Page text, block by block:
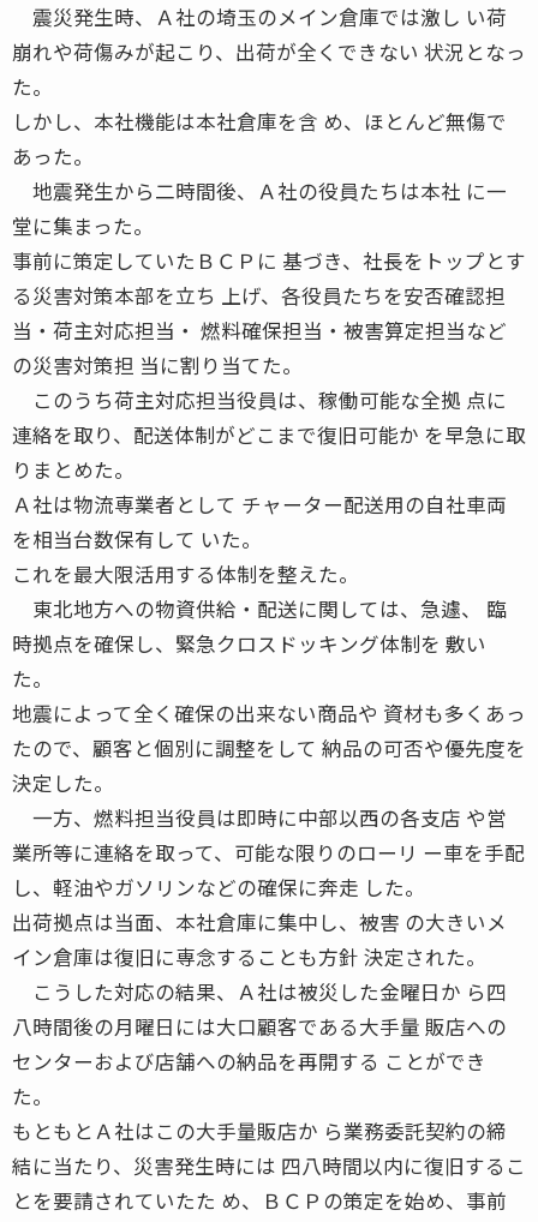
震災発生時、Ａ社の埼玉のメイン倉庫では激し い荷
崩れや荷傷みが起こり、出荷が全くできない 状況となっ
た。
しかし、本社機能は本社倉庫を含 め、ほとんど無傷で
あった。
地震発生から二時間後、Ａ社の役員たちは本社 に一
堂に集まった。
事前に策定していたＢＣＰに 基づき、社長をトップとす
る災害対策本部を立ち 上げ、各役員たちを安否確認担
当・荷主対応担当・ 燃料確保担当・被害算定担当など
の災害対策担 当に割り当てた。
このうち荷主対応担当役員は、稼働可能な全拠 点に
連絡を取り、配送体制がどこまで復旧可能か を早急に取
りまとめた。
Ａ社は物流専業者として チャーター配送用の自社車両
を相当台数保有して いた。
これを最大限活用する体制を整えた。
東北地方への物資供給・配送に関しては、急遽、 臨
時拠点を確保し、緊急クロスドッキング体制を 敷い
た。
地震によって全く確保の出来ない商品や 資材も多くあっ
たので、顧客と個別に調整をして 納品の可否や優先度を
決定した。
一方、燃料担当役員は即時に中部以西の各支店 や営
業所等に連絡を取って、可能な限りのローリ ー車を手配
し、軽油やガソリンなどの確保に奔走 した。
出荷拠点は当面、本社倉庫に集中し、被害 の大きいメ
イン倉庫は復旧に専念することも方針 決定された。
こうした対応の結果、Ａ社は被災した金曜日か ら四
八時間後の月曜日には大口顧客である大手量 販店への
センターおよび店舗への納品を再開する ことができ
た。
もともとＡ社はこの大手量販店か ら業務委託契約の締
結に当たり、災害発生時には 四八時間以内に復旧するこ
とを要請されていたた め、ＢＣＰの策定を始め、事前